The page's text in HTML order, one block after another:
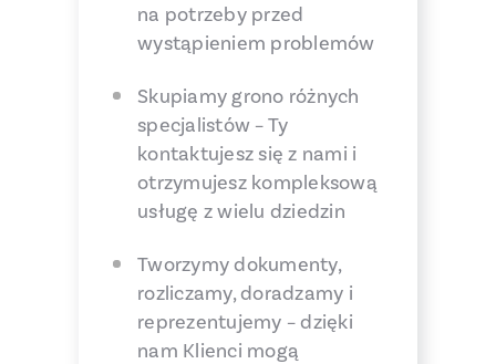
na potrzeby przed
wystąpieniem problemów
Skupiamy grono różnych
specjalistów – Ty
kontaktujesz się z nami i
otrzymujesz kompleksową
usługę z wielu dziedzin
Tworzymy dokumenty,
rozliczamy, doradzamy i
reprezentujemy – dzięki
nam Klienci mogą